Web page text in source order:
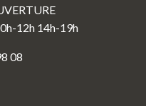
12h 14h-19h
08